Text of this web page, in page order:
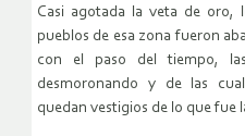
Casi agotada la veta de oro,
pueblos de esa zona fueron
con el paso del tiempo,
desmoronando y de las
quedan vestigios de lo que fue